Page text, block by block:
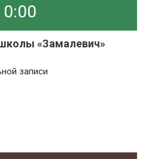
«Замалевич»
записи